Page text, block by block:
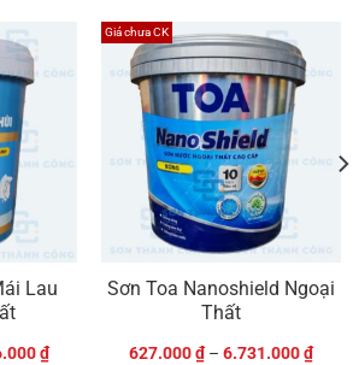
Lau
₫
Giá chưa CK
Sơn Toa Nanoshield Ngoại
Thất
627.000₫– 6.731.000₫